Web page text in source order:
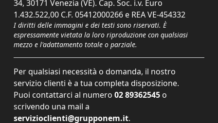
34, 30171 Venezia (VE). Cap. Soc. i.v. Euro
1.432.522,00 C.F. 05412000266 e REA VE-454332
I diritti delle immagini e dei testi sono riservati. È
espressamente vietata la loro riproduzione con qualsiasi
mezzo e l'adattamento totale o parziale.
Per qualsiasi necessità o domanda, il nostro
servizio clienti è a tua completa disposizione.
Puoi contattarci al numero 02 89362545 o
scrivendo una mail a
servizioclienti@grupponem.it.